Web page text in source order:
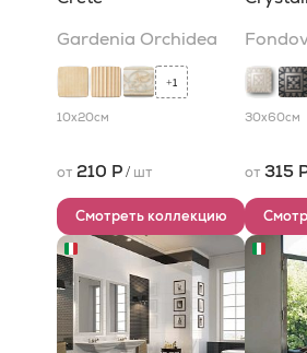
Gardenia Orchidea
+1
10x20см
от 210 Р/ шт
Смотреть коллекцию
30x60см
от 315